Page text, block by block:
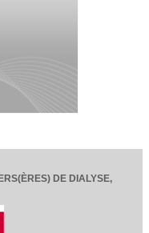
DE DIALYSE,